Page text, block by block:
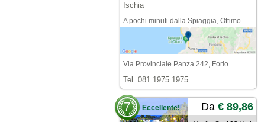
Ischia
A pochi minuti dalla Spiaggia, Ottimo
Via Provinciale Panza 242, Forio
Tel. 081.1975.1975
Eccellente!
7 Da € 89,86